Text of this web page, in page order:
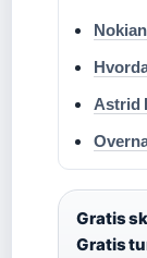
Astrid
Gratis
Gratis